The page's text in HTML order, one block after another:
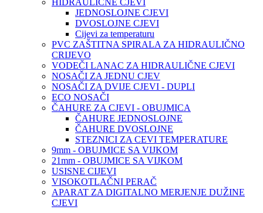
HIDRAULIČNE CJEVI
JEDNOSLOJNE CJEVI
DVOSLOJNE CJEVI
Cijevi za temperaturu
PVC ZAŠTITNA SPIRALA ZA HIDRAULIČNO
CRIJEVO
VODEČI LANAC ZA HIDRAULIČNE CJEVI
NOSAČI ZA JEDNU CJEV
NOSAČI ZA DVIJE CJEVI - DUPLI
ECO NOSAČI
ČAHURE ZA CJEVI - OBUJMICA
ČAHURE JEDNOSLOJNE
ČAHURE DVOSLOJNE
STEZNICI ZA CEVI TEMPERATURE
9mm - OBUJMICE SA VIJKOM
21mm - OBUJMICE SA VIJKOM
USISNE CIJEVI
VISOKOTLAČNI PERAČ
APARAT ZA DIGITALNO MERJENJE DUŽINE
CJEVI